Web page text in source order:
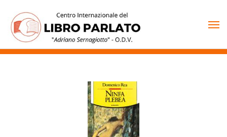
contenuto